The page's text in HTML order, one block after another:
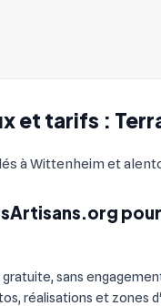
et tarifs :
à Wittenheim et
sans
réalisations et zones